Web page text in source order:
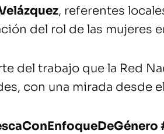
, referentes
del rol de las mujeres
del trabajo que la Red
con una mirada desde